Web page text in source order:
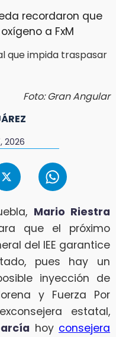
recordaron que
a FxM
Foto: Gran Angular
2026
Mario Riestra
que el próximo
del IEE garantice
pues hay un
inyección de
y Fuerza Por
estatal,
hoy consejera